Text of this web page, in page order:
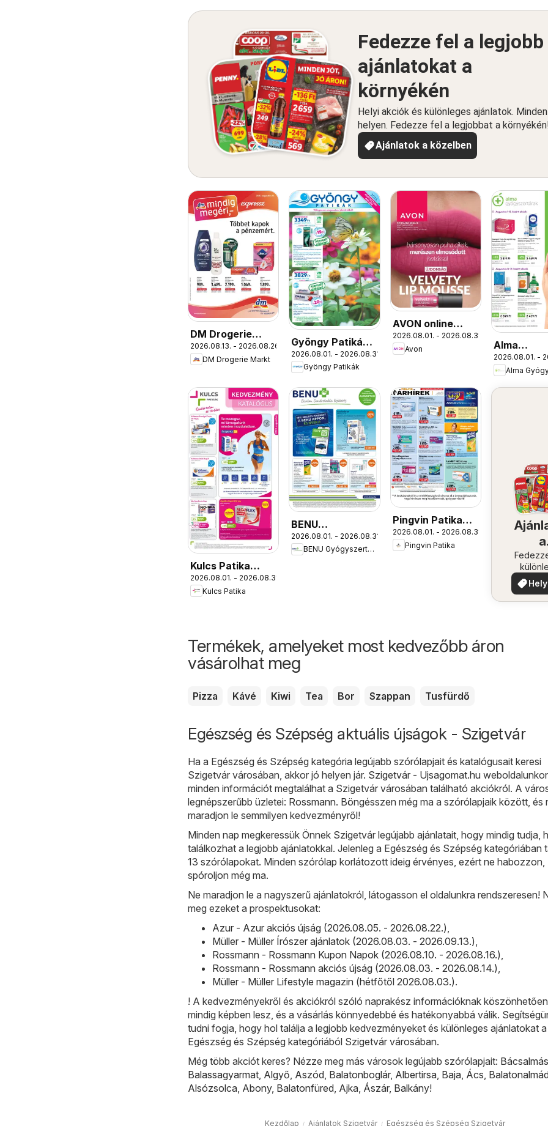
Fedezze fel a legjobb
ajánlatokat a
környékén
Helyi akciók és különleges ajánlatok.
helyen. Fedezze fel a legjobbat a
Ajánlatok a közelben
DM Drogerie
Markt akciós
újság
2026.08.13. - 2026.08.26.
DM Drogerie Markt
Gyöngy Patikák
akciós újság
2026.08.01. - 2026.08.31.
Gyöngy Patikák
AVON online
katalógus 2026
augusztusi
2026.08.01. - 2026.08.31.
Avon
Alma
akciós
2026.08.01. -
Kulcs Patika
akciós újság
2026.08.01. - 2026.08.31.
Kulcs Patika
BENU
Gyógyszertárak
akciós újság
2026.08.01. - 2026.08.31.
BENU Gyógyszertárak
Pingvin Patika
akciós újság
2026.08.01. - 2026.08.31.
Pingvin Patika
a
Termékek, amelyeket most kedvezőbb áron
vásárolhat meg
Pizza Kávé Kiwi Tea Bor Szappan Tusfürdő
Egészség és Szépség aktuális újságok - Szigetvár
Ha a Egészség és Szépség kategória legújabb szórólapjait és katalógusait keresi
Szigetvár városában, akkor jó helyen jár. Szigetvár - Ujsagomat.hu
minden információt megtalálhat a Szigetvár városában található akciókról. A
legnépszerűbb üzletei: Rossmann. Böngésszen még ma a szórólapjaik között, és
maradjon le semmilyen kedvezményről!
Minden nap megkeressük Önnek Szigetvár legújabb ajánlatait, hogy mindig tudja,
találkozhat a legjobb ajánlatokkal. Jelenleg a Egészség és Szépség kategóriában
13 szórólapokat. Minden szórólap korlátozott ideig érvényes, ezért ne habozzon,
spóroljon még ma.
Ne maradjon le a nagyszerű ajánlatokról, látogasson el oldalunkra rendszeresen!
meg ezeket a prospektusokat:
Azur - Azur akciós újság (2026.08.05. - 2026.08.22.),
Müller - Müller Írószer ajánlatok (2026.08.03. - 2026.09.13.),
Rossmann - Rossmann Kupon Napok (2026.08.10. - 2026.08.16.),
Rossmann - Rossmann akciós újság (2026.08.03. - 2026.08.14.),
Müller - Müller Lifestyle magazin (hétfőtől 2026.08.03.).
! A kedvezményekről és akciókról szóló naprakész információknak
mindig képben lesz, és a vásárlás könnyedebbé és hatékonyabbá válik.
tudni fogja, hogy hol találja a legjobb kedvezményeket és különleges ajánlatokat a
Egészség és Szépség kategóriából Szigetvár városában.
Még több akciót keres? Nézze meg más városok legújabb szórólapjait: Bácsalmás
Balassagyarmat, Algyő, Aszód, Balatonboglár, Albertirsa, Baja, Ács,
Alsózsolca, Abony, Balatonfüred, Ajka, Ászár, Balkány!
Kezdőlap Ajánlatok Szigetvár Egészség és Szépség Szigetvár